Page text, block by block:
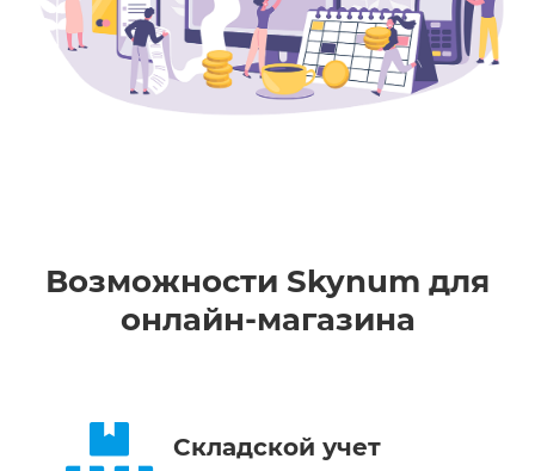
Возможности Skynum для
онлайн-магазина
Складской учет